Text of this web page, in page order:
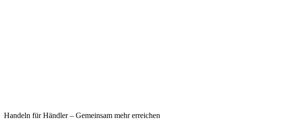
Handeln für Händler – Gemeinsam mehr erreichen